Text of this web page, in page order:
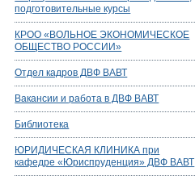
подготовительные курсы
КРОО «ВОЛЬНОЕ ЭКОНОМИЧЕСКОЕ
ОБЩЕСТВО РОССИИ»
Отдел кадров ДВФ ВАВТ
Вакансии и работа в ДВФ ВАВТ
Библиотека
ЮРИДИЧЕСКАЯ КЛИНИКА при
кафедре «Юриспруденция» ДВФ ВАВТ